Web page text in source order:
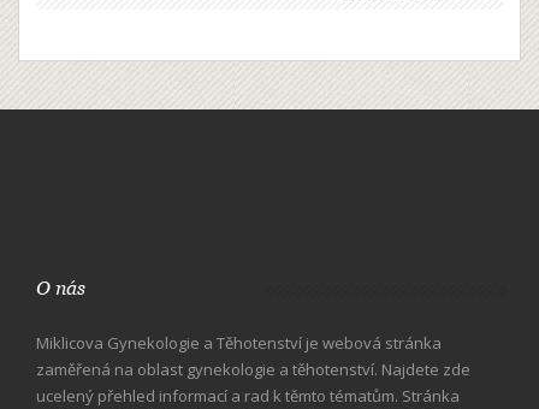
O nás
Miklicova Gynekologie a Těhotenství je webová stránka
zaměřená na oblast gynekologie a těhotenství. Najdete zde
ucelený přehled informací a rad k těmto tématům. Stránka